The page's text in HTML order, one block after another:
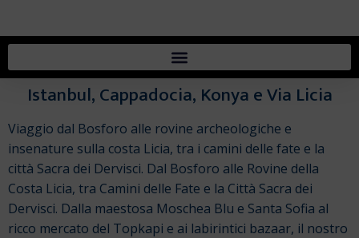
Istanbul, Cappadocia, Konya e Via Licia
Viaggio dal Bosforo alle rovine archeologiche e
insenature sulla costa Licia, tra i camini delle fate e la
città Sacra dei Dervisci. Dal Bosforo alle Rovine della
Costa Licia, tra Camini delle Fate e la Città Sacra dei
Dervisci. Dalla maestosa Moschea Blu e Santa Sofia al
ricco mercato del Topkapi e ai labirintici bazaar, il nostro